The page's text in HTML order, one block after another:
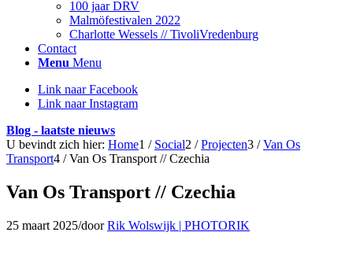
100 jaar DRV
Malmöfestivalen 2022
Charlotte Wessels // TivoliVredenburg
Contact
Menu Menu
Link naar Facebook
Link naar Instagram
Blog - laatste nieuws
U bevindt zich hier: Home1 / Social2 / Projecten3 / Van Os
Transport4 / Van Os Transport // Czechia
Van Os Transport // Czechia
25 maart 2025/doorRik Wolswijk | PHOTORIK